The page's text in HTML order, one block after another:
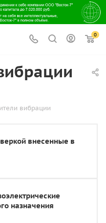
0
вибрации
внесенные в
назначения